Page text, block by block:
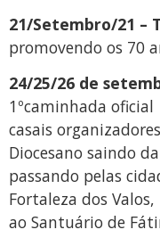
21/Setembro/21 –
promovendo os 70
24/25/26 de
1ºcaminhada
casais
Diocesano saindo
passando pelas
Fortaleza dos
ao Santuário de